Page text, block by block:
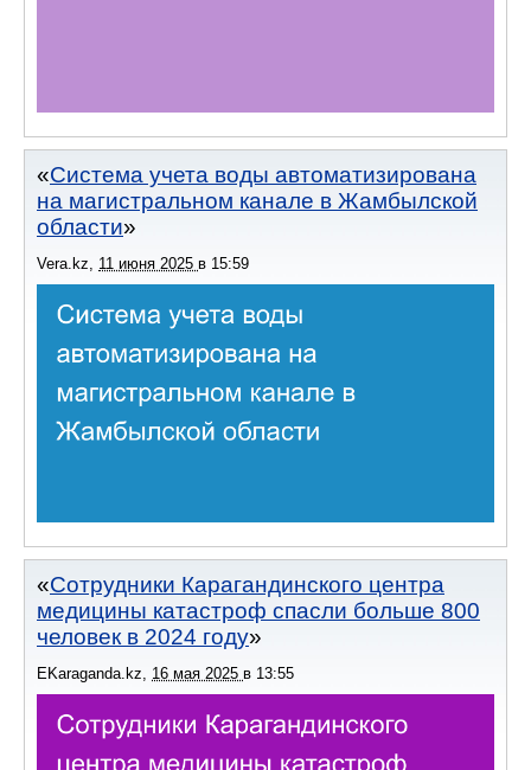
Система учета воды автоматизирована
на магистральном канале в Жамбылской
области
Vera.kz 11 июня 2025 в 15:59
Сотрудники Карагандинского центра
медицины катастроф спасли больше 800
человек в 2024 году
EKaraganda.kz, 16 мая 2025 в 13:55